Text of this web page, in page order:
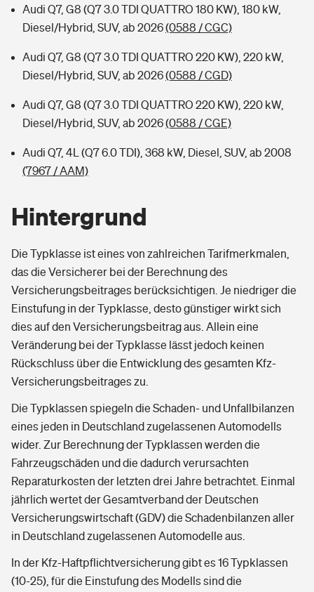
Audi Q7, G8 (Q7 3.0 TDI QUATTRO 180 KW), 180 kW,
Diesel/Hybrid, SUV, ab 2026(0588 / CGC)
Audi Q7, G8 (Q7 3.0 TDI QUATTRO 220 KW), 220 kW,
Diesel/Hybrid, SUV, ab 2026(0588 / CGD)
Audi Q7, G8 (Q7 3.0 TDI QUATTRO 220 KW), 220 kW,
Diesel/Hybrid, SUV, ab 2026(0588 / CGE)
Audi Q7, 4L (Q7 6.0 TDI), 368 kW, Diesel, SUV, ab 2008
(7967 / AAM)
Hintergrund
Die Typklasse ist eines von zahlreichen Tarifmerkmalen,
das die Versicherer bei der Berechnung des
Versicherungsbeitrages berücksichtigen. Je niedriger die
Einstufung in der Typklasse, desto günstiger wirkt sich
dies auf den Versicherungsbeitrag aus. Allein eine
Veränderung bei der Typklasse lässt jedoch keinen
Rückschluss über die Entwicklung des gesamten Kfz-
Versicherungsbeitrages zu.
Die Typklassen spiegeln die Schaden- und Unfallbilanzen
eines jeden in Deutschland zugelassenen Automodells
wider. Zur Berechnung der Typklassen werden die
Fahrzeugschäden und die dadurch verursachten
Reparaturkosten der letzten drei Jahre betrachtet. Einmal
jährlich wertet der Gesamtverband der Deutschen
Versicherungswirtschaft (GDV) die Schadenbilanzen aller
in Deutschland zugelassenen Automodelle aus.
In der Kfz-Haftpflichtversicherung gibt es 16 Typklassen
(10-25), für die Einstufung des Modells sind die